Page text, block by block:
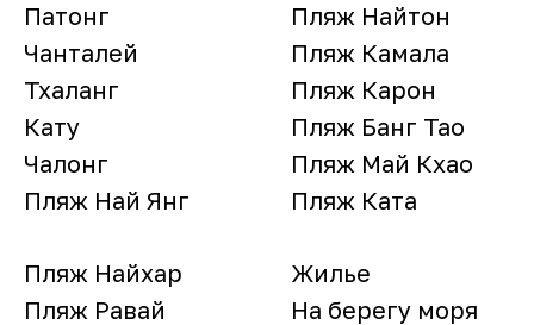
Патонг
Чанталей
Тхаланг
Кату
Чалонг
Пляж Най Янг
Пляж Найтон
Пляж Камала
Пляж Карон
Пляж Банг Тао
Пляж Май Кхао
Пляж Ката
Пляж Найхар
Пляж Равай
Жилье
На берегу моря